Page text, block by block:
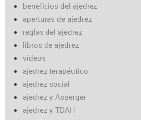
beneficios del ajedrez
aperturas de ajedrez
reglas del ajedrez
libros de ajedrez
vídeos
ajedrez terapéutico
ajedrez social
ajedrez y Asperger
ajedrez y TDAH